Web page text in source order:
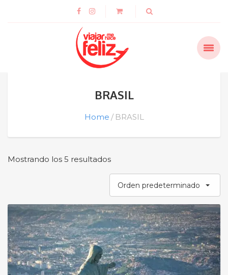
BRASIL
Home BRASIL
Mostrando los 5 resultados
Orden predeterminado